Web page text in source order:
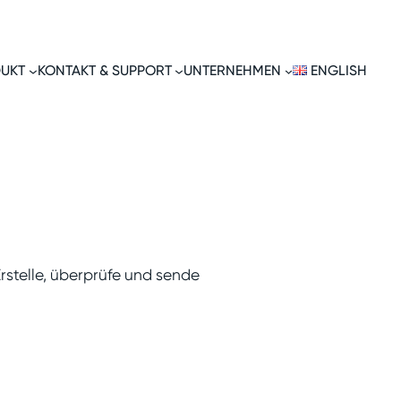
KONTAKT & SUPPORT UNTERNEHMEN ENGLISH
überprüfe und sende